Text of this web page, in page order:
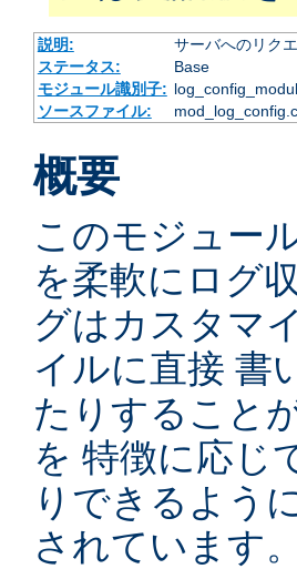
説明:
サーバへのリク
ステータス:
Base
モジュール識別子:
ソースファイル:
mod_log_config.c
概要
このモジュー
を柔軟にログ
グはカスタマ
イルに直接 書
たりすること
を 特徴に応じ
りできるよう
されています。